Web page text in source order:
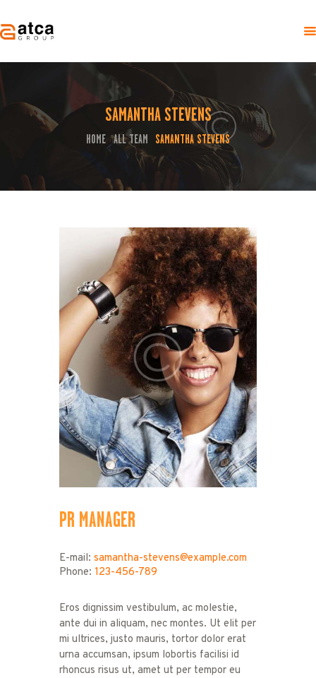
SAMANTHA STEVENS
HOME ALL TEAM SAMANTHA STEVENS
HOME
ÜBER UNS
PR MANAGER
E-mail: samantha-stevens@example.com
Phone: 123-456-789
Eros dignissim vestibulum, ac molestie,
ante dui in aliquam, nec montes. Ut elit per
mi ultrices, justo mauris, tortor dolor erat
urna accumsan, ipsum lobortis facilisi id
rhoncus risus ut, amet ut per tempor eu